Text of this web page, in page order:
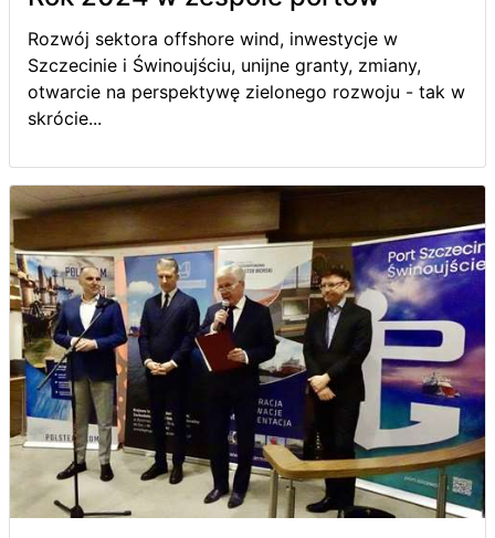
Rozwój sektora offshore wind, inwestycje w
Szczecinie i Świnoujściu, unijne granty, zmiany,
otwarcie na perspektywę zielonego rozwoju - tak w
skrócie...